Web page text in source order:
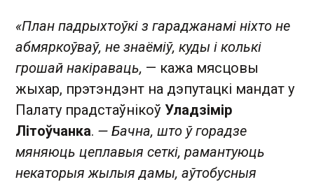
«План падрыхтоўкі з гараджанамі ніхто не
абмяркоўваў, не знаёміў, куды і колькі
грошай накіраваць, — кажа мясцовы
жыхар, прэтэндэнт на дэпутацкі мандат у
Палату прадстаўнікоў Уладзімір
Літоўчанка. — Бачна, што ў горадзе
мяняюць цеплавыя сеткі, рамантуюць
некаторыя жылыя дамы, аўтобусныя